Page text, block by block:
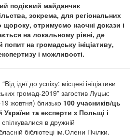
подієвий майданчик
зокрема, для регіональних
отримуємо наочні докази і
на локальному рівні, де
на громадську ініціативу,
і можливості.
ідеї до успіху: місцеві ініціативи
громад-2019” загостив Луцьк:
жовтня) близько 100 учасників/ць
та експерти з Польщі і
в дружній
бібліотеці ім.Олени Пчілки.